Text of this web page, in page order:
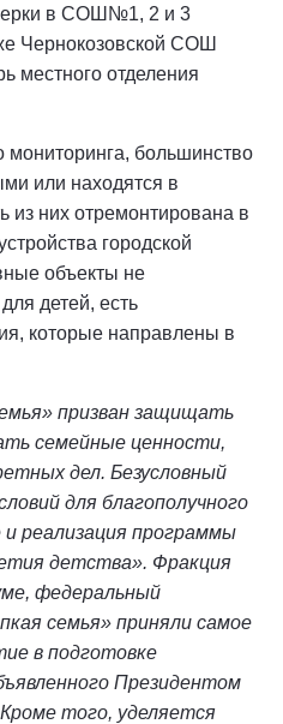
в СОШ№1, 2 и 3
Чернокозовской СОШ
местного отделения
большинство
или находятся в
из них отремонтирована в
городской
объекты не
детей, есть
которые направлены в
призван защищать
семейные ценности,
дел. Безусловный
для благополучного
реализация программы
детства». Фракция
федеральный
семья» приняли самое
в подготовке
Президентом
того, уделяется